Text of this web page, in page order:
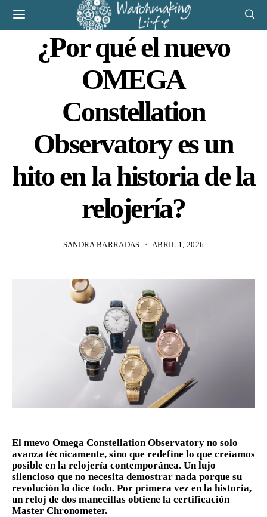
¿Por qué el nuevo
OMEGA
Constellation
Observatory es un
hito en la historia de la
relojería?
SANDRA BARRADAS ABRIL 1, 2026
El nuevo Omega Constellation Observatory no solo
avanza técnicamente, sino que redefine lo que creíamos
posible en la relojería contemporánea. Un lujo
silencioso que no necesita demostrar nada porque su
revolución lo dice todo. Por primera vez en la historia,
un reloj de dos manecillas obtiene la certificación
Master Chronometer.